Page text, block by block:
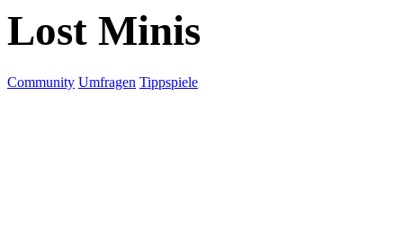
Lost Minis
Community Umfragen Tippspiele